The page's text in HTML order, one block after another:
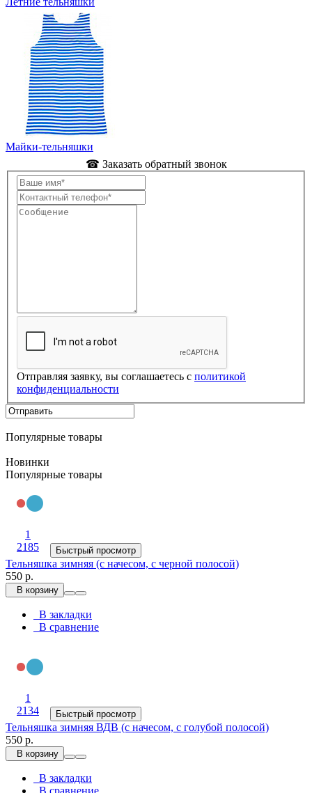
Майки-тельняшки
☎ Заказать обратный звонок
Отправляя заявку, вы соглашаетесь с политикой
конфиденциальности
Популярные товары
Новинки
Популярные товары
1
2185
Быстрый просмотр
Тельняшка зимняя (с начесом, с черной полосой)
550 р.
В корзину
В закладки
В сравнение
1
2134
Быстрый просмотр
Тельняшка зимняя ВДВ (с начесом, с голубой полосой)
550 р.
В корзину
В закладки